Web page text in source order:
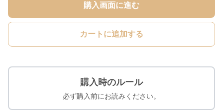
購入画面に進む
カートに追加する
購入時のルール
必ず購入前にお読みください。